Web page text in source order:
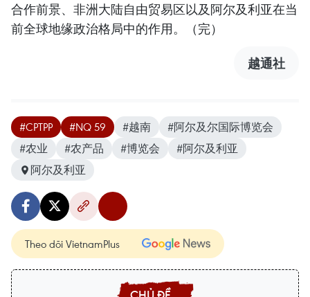
合作前景、非洲大陆自由贸易区以及阿尔及利亚在当
前全球地缘政治格局中的作用。（完）
越通社
#CPTPP #NQ 59 #越南
#阿尔及尔国际博览会
#农业
#农产品 #博览会
#阿尔及利亚
阿尔及利亚
Theo dõi VietnamPlus